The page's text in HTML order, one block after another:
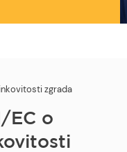
zgrada
EC o